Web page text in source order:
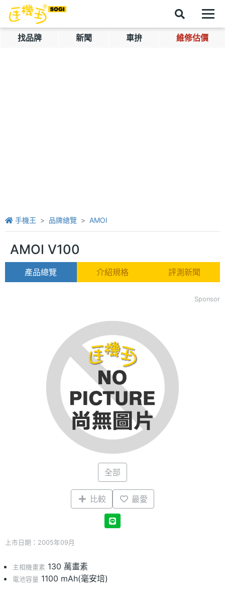
找品牌 新聞 車拚 維修估價
手機王 品牌總覽 AMOI
AMOI V100
產品總覽 介紹規格 評測新聞
Sponsor
全部
比較 最愛
上市日期：2005年09月
主相機畫素 130 萬畫素
電池容量 1100 mAh(毫安培)